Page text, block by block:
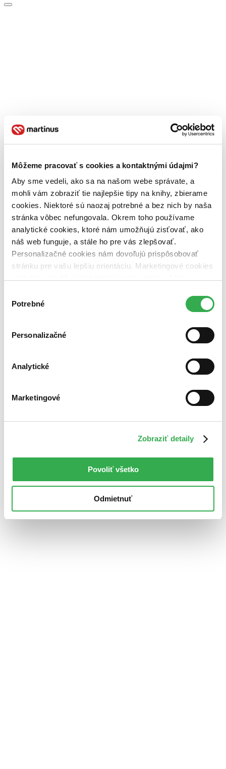
Môžeme pracovať s cookies a kontaktnými údajmi?
Aby sme vedeli, ako sa na našom webe správate, a
mohli vám zobraziť tie najlepšie tipy na knihy, zbierame
cookies. Niektoré sú naozaj potrebné a bez nich by naša
stránka vôbec nefungovala. Okrem toho používame
analytické cookies, ktoré nám umožňujú zisťovať, ako
náš web funguje, a stále ho pre vás zlepšovať.
Personalizačné cookies nám dovoľujú prispôsobovať
stránku pre vašu lepšiu orientáciu. Marketingové cookies
nám pomohlo, keby sme mohli používať všetky tieto
súhlasu
Potrebné
Personalizačné
Analytické
Marketingové
Zobraziť detaily
Povoliť všetko
Odmietnuť